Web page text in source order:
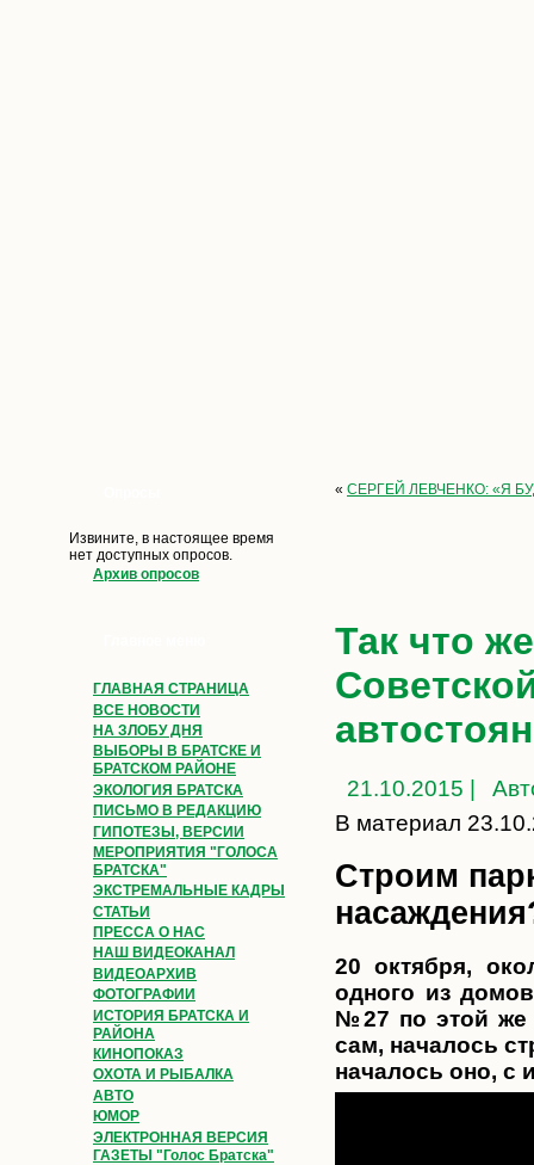
Извините, в настоящее время
нет доступных опросов.
Архив опросов
ГЛАВНАЯ СТРАНИЦА
ВСЕ НОВОСТИ
НА ЗЛОБУ ДНЯ
ВЫБОРЫ В БРАТСКЕ И
БРАТСКОМ РАЙОНЕ
ЭКОЛОГИЯ БРАТСКА
ПИСЬМО В РЕДАКЦИЮ
ГИПОТЕЗЫ, ВЕРСИИ
МЕРОПРИЯТИЯ "ГОЛОСА
БРАТСКА"
ЭКСТРЕМАЛЬНЫЕ КАДРЫ
СТАТЬИ
ПРЕССА О НАС
НАШ ВИДЕОКАНАЛ
ВИДЕОАРХИВ
ФОТОГРАФИИ
ИСТОРИЯ БРАТСКА И
РАЙОНА
КИНОПОКАЗ
ОХОТА И РЫБАЛКА
АВТО
ЮМОР
ЭЛЕКТРОННАЯ ВЕРСИЯ
ГАЗЕТЫ "Голос Братска"
« СЕРГЕЙ ЛЕВЧЕНКО: «Я
Так что
21.10.2015 |
В материал
Строим
20 октября,
одного из
№27 по этой же
сам, началось
началось оно, с